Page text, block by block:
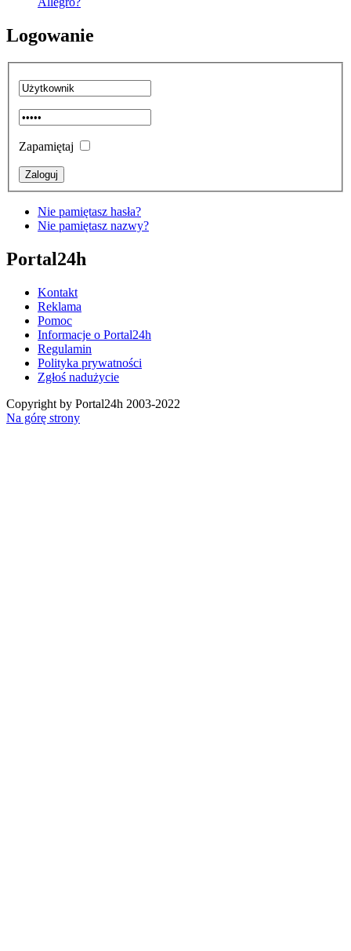
Logowanie
Zapamiętaj
Nie pamiętasz hasła?
Nie pamiętasz nazwy?
Portal24h
Kontakt
Reklama
Pomoc
Informacje o Portal24h
Regulamin
Polityka prywatności
Zgłoś nadużycie
Copyright by Portal24h 2003-2022
Na górę strony